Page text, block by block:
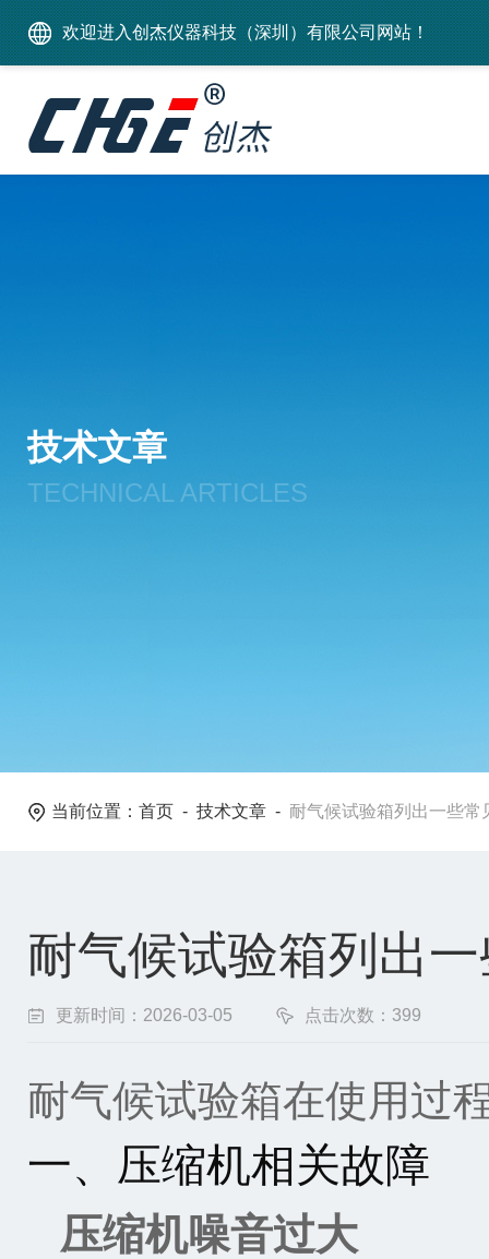
欢迎进入创杰仪器科技（深圳）有限公司网站！
技术文章
TECHNICAL ARTICLES
当前位置： 首页 - 技术文章 - 耐气候试验箱列出一些常
耐气候试验箱列出
更新时间：2026-03-05 点击次数：399
耐气候试验箱在使用过
一、压缩机相关故障
压缩机噪音过大